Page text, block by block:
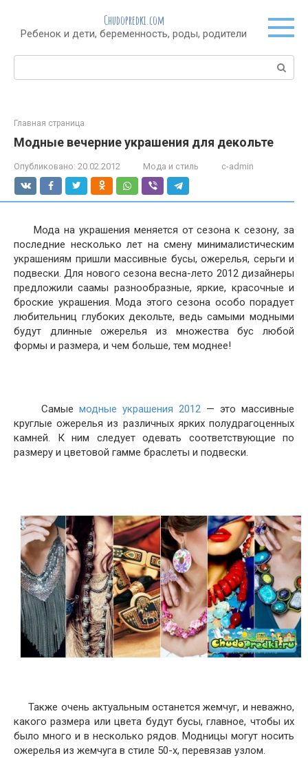
контенту
Chudopredki.com
Ребенок и дети, беременность, роды, родители
Поиск:
Главная страница
Модные вечерние украшения для декольте
Опубликовано: 20.02.2012 Мода и стиль c-admin
Мода на украшения меняется от сезона к сезону, за
последние несколько лет на смену минималистическим
украшениям пришли массивные бусы, ожерелья, серьги и
подвески. Для нового сезона весна-лето 2012 дизайнеры
предложили саамы разнообразные, яркие, красочные и
броские украшения. Мода этого сезона особо порадует
любительниц глубоких декольте, ведь самыми модными
будут длинные ожерелья из множества бус любой
формы и размера, и чем больше, тем моднее!
Самые модные украшения 2012 — это массивные
круглые ожерелья из различных ярких полудрагоценных
камней. К ним следует одевать соответствующие по
размеру и цветовой гамме браслеты и подвески.
Также очень актуальным останется жемчуг, и неважно,
какого размера или цвета будут бусы, главное, чтобы их
было много и в несколько рядов. Модницы могут носить
ожерелья из жемчуга в стиле 50-х, перевязав узлом.